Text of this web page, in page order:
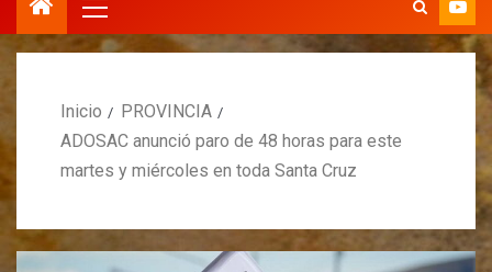
Inicio
PROVINCIA
ADOSAC anunció paro de 48 horas para este
martes y miércoles en toda Santa Cruz